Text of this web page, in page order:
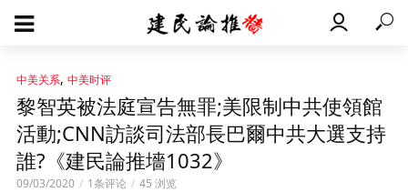
中美关系, 中美时评
黎智英被法庭宣告無罪;美限制中共使領館
活動;CNN訪談司法部長巴爾中共大選支持
誰?《建民論推墻1032》
09/03/2020 1条评论 45 浏览